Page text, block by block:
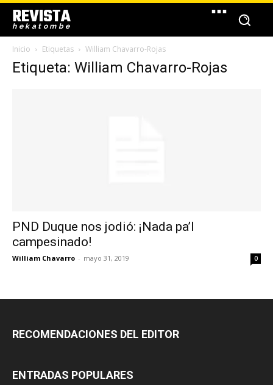
REVISTA
hekatombe
Inicio Etiquetas William Chavarro-Rojas
Etiqueta: William Chavarro-Rojas
PND Duque nos jodió: ¡Nada pa’l
campesinado!
William Chavarro - mayo 31, 2019 0
RECOMENDACIONES DEL EDITOR
ENTRADAS POPULARES